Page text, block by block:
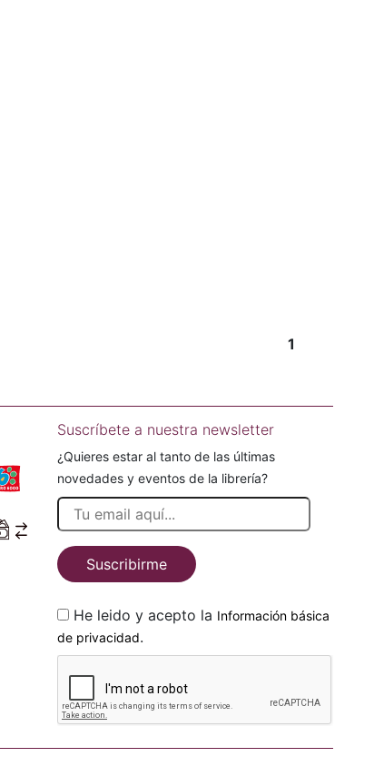
1
Suscríbete a nuestra newsletter
¿Quieres estar al tanto de las últimas
novedades y eventos de la librería?
Suscribirme
He leido y acepto la Información básica
de privacidad.